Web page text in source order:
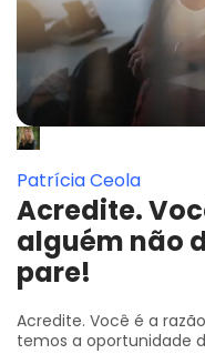
Patrícia Ceola
Acredite.
alguém não
pare!
Acredite. Você é a
temos a oportunidade